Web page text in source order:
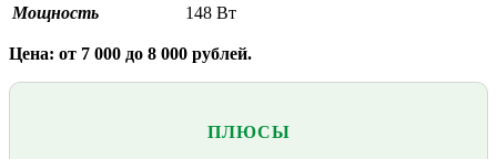
Мощность
148 Вт
Цена: от 7 000 до 8 000 рублей.
ПЛЮСЫ